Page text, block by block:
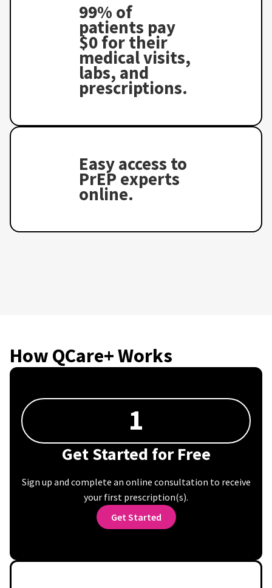
99% of
patients pay
$0 for their
medical visits,
labs, and
prescriptions.
Easy access to
PrEP experts
online.
How QCare+ Works
1
Get Started for Free
Sign up and complete an online consultation to receive
your first prescription(s).
Get Started